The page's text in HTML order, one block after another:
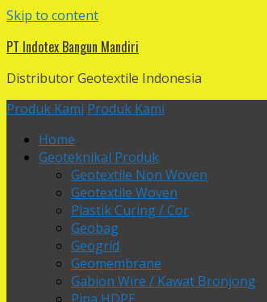
Skip to content
PT Indotex Bangun Mandiri
Distributor Geotextile Indonesia
Produk Kami Produk Kami
Home
Geoteknikal Produk
Geotextile Non Woven
Geotextile Woven
Plastik Curing / Cor
Geobag
Geogrid
Geomembrane
Gabion Wire / Kawat Bronjong